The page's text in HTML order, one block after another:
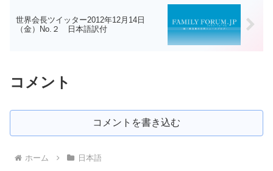
世界会長ツイッター2012年12月14日
（金）No.２ 日本語訳付
コメント
コメントを書き込む
ホーム 日本語